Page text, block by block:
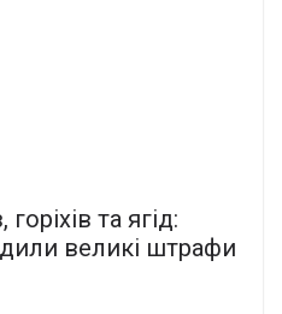
та ягід:
великі штрафи